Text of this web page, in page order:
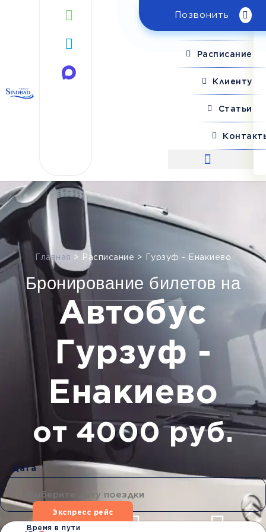
Позвонить
Расписание
Клиенту
Статьи
Главная > Расписание > Гурзуф - Енакиево
Бронирование билетов на
Автобус
Гурзуф -
Енакиево
от 4000 руб.
Дата
Экспресс рейс
Время в пути